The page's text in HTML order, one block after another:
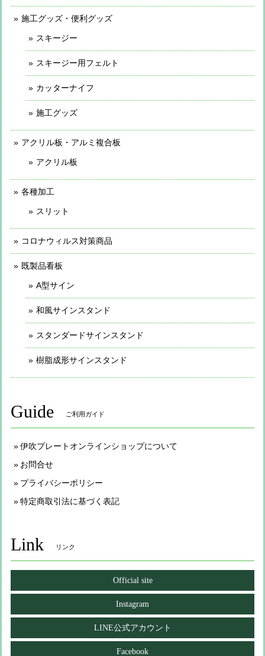
施工グッズ・便利グッズ
スキージー
スキージー用フェルト
カッターナイフ
施工グッズ
アクリル板・アルミ複合板
アクリル板
各種加工
スリット
コロナウィルス対策商品
既製品看板
A型サイン
和風サインスタンド
スタンダードサインスタンド
樹脂成形サインスタンド
Guide ご利用ガイド
伊吹プレートオンラインショップについて
お問合せ
プライバシーポリシー
特定商取引法に基づく表記
Link リンク
Official site
Instagram
LINE公式アカウント
Facebook